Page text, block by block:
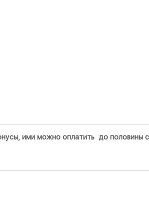
ими можно оплатить до половины